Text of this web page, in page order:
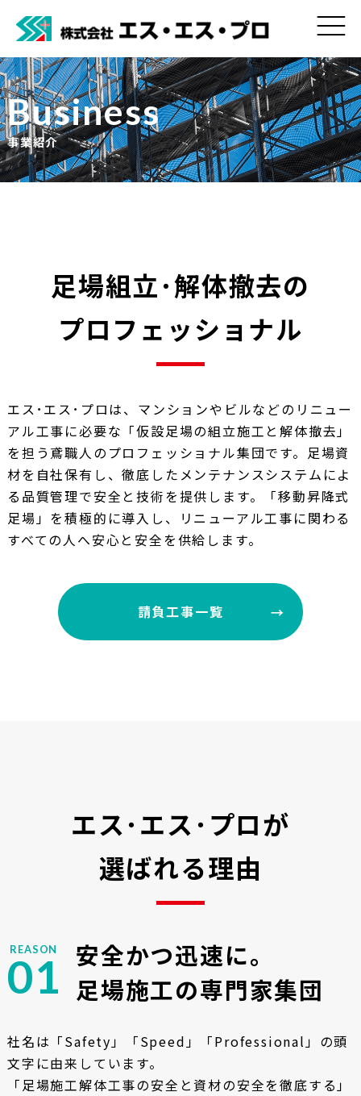
Business
事業紹介
足場組立･解体撤去の
プロフェッショナル
エス･エス･プロは、マンションやビルなどのリニュー
アル工事に必要な「仮設足場の組立施工と解体撤去」
を担う鳶職人のプロフェッショナル集団です。足場資
材を自社保有し、徹底したメンテナンスシステムによ
る品質管理で安全と技術を提供します。「移動昇降式
足場」を積極的に導入し、リニューアル工事に関わる
すべての人へ安心と安全を供給します。
請負工事一覧
エス･エス･プロが
選ばれる理由
REASON
01 安全かつ迅速に。
足場施工の専門家集団
社名は「Safety」「Speed」「Professional」の頭
文字に由来しています。
「足場施工解体工事の安全と資材の安全を徹底する」